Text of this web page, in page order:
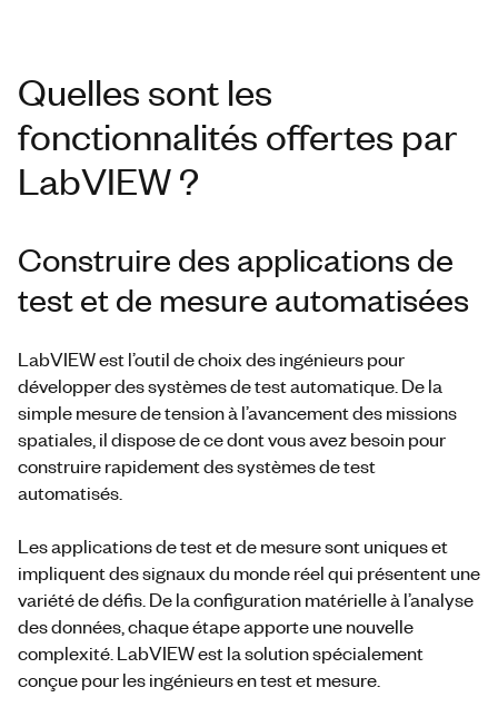
Quelles sont les
fonctionnalités offertes par
LabVIEW ?
Construire des applications de
test et de mesure automatisées
LabVIEW est l’outil de choix des ingénieurs pour
développer des systèmes de test automatique. De la
simple mesure de tension à l’avancement des missions
spatiales, il dispose de ce dont vous avez besoin pour
construire rapidement des systèmes de test
automatisés.
Les applications de test et de mesure sont uniques et
impliquent des signaux du monde réel qui présentent une
variété de défis. De la configuration matérielle à l’analyse
des données, chaque étape apporte une nouvelle
complexité. LabVIEW est la solution spécialement
conçue pour les ingénieurs en test et mesure.